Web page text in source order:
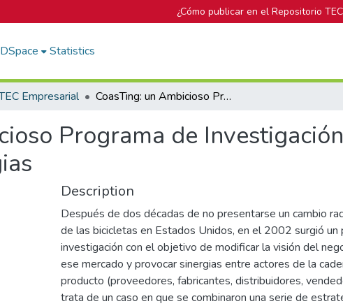
¿Cómo publicar en el Repositorio
Statistics
Empresarial CoasTing: un Ambicioso Programa de Investigación que Combinó Diferentes Estrategias
Programa de
Description
Después de dos décadas de no presentarse un cambio
de las bicicletas en Estados Unidos, en el 2002 surgió un
investigación con el objetivo de modificar la visión del
ese mercado y provocar sinergias entre actores de la
producto (proveedores, fabricantes, distribuidores,
trata de un caso en que se combinaron una serie de